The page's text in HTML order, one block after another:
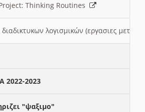
Thinking Routines
διαδικτυκων λογισμικών (εργασιες
2022-2023
"ψαξιμο"